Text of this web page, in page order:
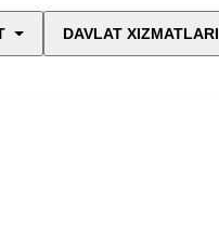
DAVLAT XIZMATLARI